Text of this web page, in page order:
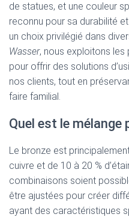
de statues, et une couleur
reconnu pour sa durabilité
un choix privilégié dans
Wasser, nous exploitons les
pour offrir des solutions
nos clients, tout en
faire familial.
Quel est le mélange
Le bronze est
cuivre et de 10 à 20 %
combinaisons soient
être ajustées pour créer
ayant des caractéristiques